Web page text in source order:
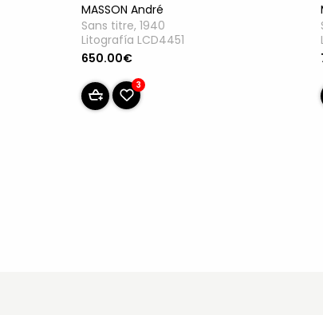
MASSON André
Sans titre, 1940
Litografía LCD4451
650.00€
3